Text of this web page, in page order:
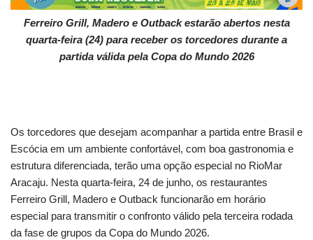
Ferreiro Grill, Madero e Outback estarão abertos nesta
quarta-feira (24) para receber os torcedores durante a
partida válida pela Copa do Mundo 2026
Os torcedores que desejam acompanhar a partida entre Brasil e
Escócia em um ambiente confortável, com boa gastronomia e
estrutura diferenciada, terão uma opção especial no RioMar
Aracaju. Nesta quarta-feira, 24 de junho, os restaurantes
Ferreiro Grill, Madero e Outback funcionarão em horário
especial para transmitir o confronto válido pela terceira rodada
da fase de grupos da Copa do Mundo 2026.